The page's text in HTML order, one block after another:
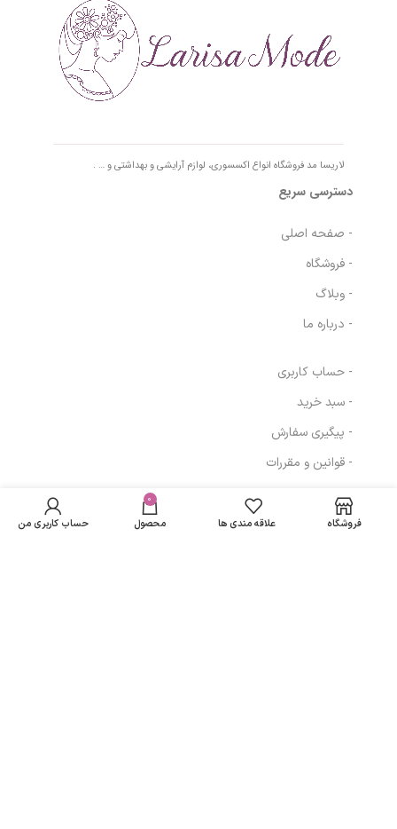
لاریسا مد فروشگاه انواع اکسسوری، لوازم آرایشی و بهداشتی و … .
دسترسی سریع
- صفحه اصلی
- فروشگاه
- وبلاگ
- درباره ما
- حساب کاربری
- سبد خرید
- پیگیری سفارش
- قوانین و مقررات
مسیرهای ارتباطی
بهداشتی دافی مدل
لیدیز – بسته 20
تومان
باشد فروشگاه علاقه مندی ها
0
محصول حساب کاربری من